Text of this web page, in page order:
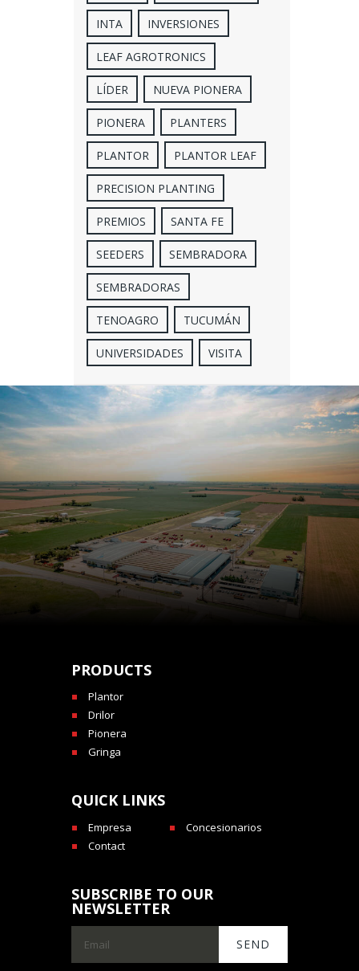
INTA INVERSIONES
LEAF AGROTRONICS
LÍDER NUEVA PIONERA
PIONERA PLANTERS
PLANTOR PLANTOR LEAF
PRECISION PLANTING
PREMIOS SANTA FE
SEEDERS SEMBRADORA
SEMBRADORAS
TENOAGRO TUCUMÁN
UNIVERSIDADES VISITA
PRODUCTS
Plantor
Drilor
Pionera
Gringa
QUICK LINKS
Empresa
Concesionarios
Contact
SUBSCRIBE TO OUR
NEWSLETTER